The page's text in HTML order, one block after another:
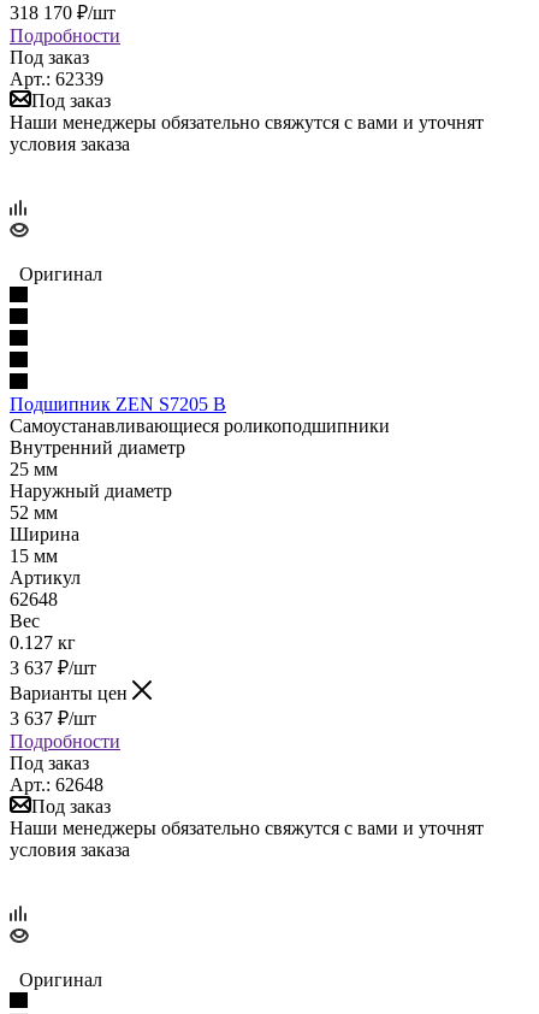
318 170 ₽/шт
Подробности
Под заказ
Арт.: 62339
Под заказ
Наши менеджеры обязательно свяжутся с вами и уточнят
условия заказа
Оригинал
Подшипник ZEN S7205 B
Самоустанавливающиеся роликоподшипники
Внутренний диаметр
25 мм
Наружный диаметр
52 мм
Ширина
15 мм
Артикул
62648
Вес
0.127 кг
3 637 ₽/шт
Варианты цен
3 637 ₽/шт
Подробности
Под заказ
Арт.: 62648
Под заказ
Наши менеджеры обязательно свяжутся с вами и уточнят
условия заказа
Оригинал